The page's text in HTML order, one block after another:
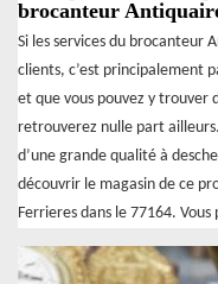
brocanteur
Si les services du brocanteur
clients, c’est principalement
et que vous pouvez y trouver
retrouverez nulle part
d’une grande qualité à
découvrir le magasin de ce
Ferrieres dans le 77164.